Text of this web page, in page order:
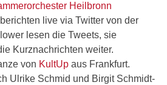
Heilbronn
live via Twitter von der
lesen die Tweets, sie
Kurznachrichten weiter.
von KultUp aus Frankfurt.
Ulrike Schmid und Birgit Schmidt-